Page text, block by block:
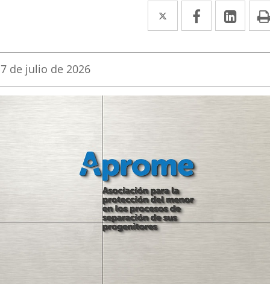
Twitter
Enlace
a
una
externa.
Facebook
Enlace
a
una
externa.
a
una
Fecha
la
7 de julio de 2026